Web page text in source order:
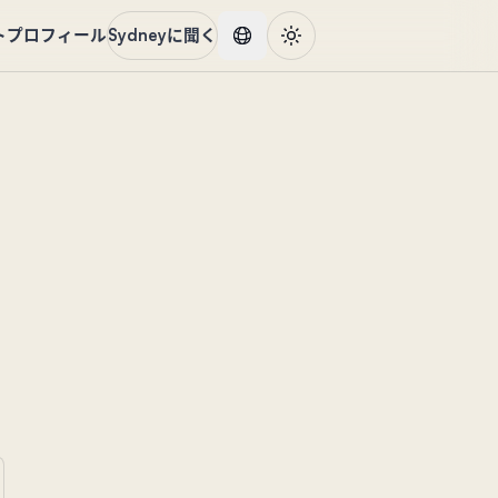
プロフィールSydneyに聞く